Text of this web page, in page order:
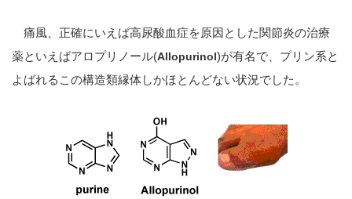
痛風、正確にいえば高尿酸血症を原因とした関節炎の治療
薬といえばアロプリノール(Allopurinol)が有名で、プリン系と
よばれるこの構造類縁体しかほとんどない状況でした。